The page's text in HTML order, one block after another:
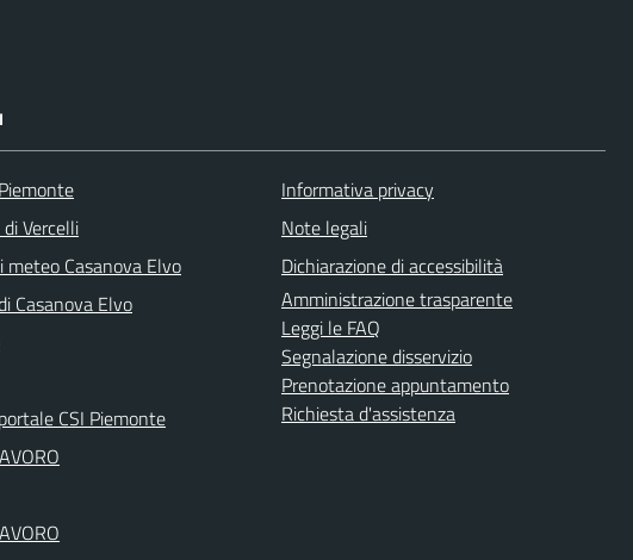
Vercelli
meteo Casanova Elvo
Casanova Elvo
CSI Piemonte
Informativa privacy
Note legali
Dichiarazione di accessibilità
Amministrazione trasparente
Leggi le FAQ
Segnalazione disservizio
Prenotazione appuntamento
Richiesta d'assistenza